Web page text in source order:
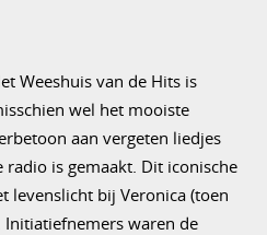
Weeshuis van de Hits is
wel het mooiste
aan vergeten liedjes
is gemaakt. Dit iconische
levenslicht bij Veronica (toen
waren de